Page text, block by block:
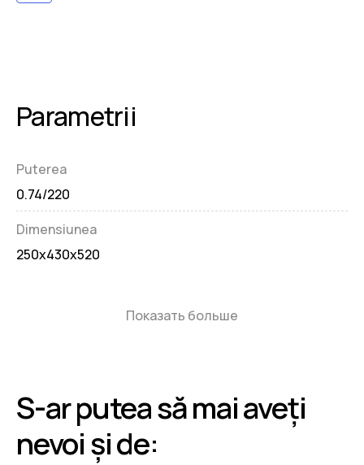
Parametrii
Puterea
0.74/220
Dimensiunea
250x430x520
Показать больше
S-ar putea să mai aveți
nevoi și de: